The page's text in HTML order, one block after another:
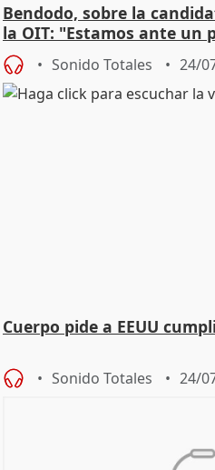
Bendodo, sobre la
la OIT: "Estamos ante un
Sonido Totales 24/
Cuerpo pide a EEUU
Sonido Totales 24/